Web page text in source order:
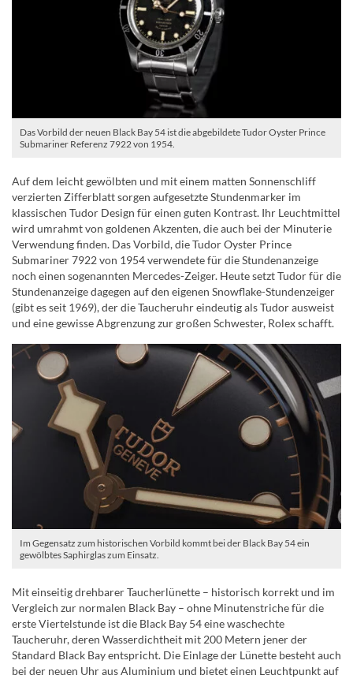
Das Vorbild der neuen Black Bay 54 ist die abgebildete Tudor Oyster Prince
Submariner Referenz 7922 von 1954.
Auf dem leicht gewölbten und mit einem matten Sonnenschliff
verzierten Zifferblatt sorgen aufgesetzte Stundenmarker im
klassischen Tudor Design für einen guten Kontrast. Ihr Leuchtmittel
wird umrahmt von goldenen Akzenten, die auch bei der Minuterie
Verwendung finden. Das Vorbild, die Tudor Oyster Prince
Submariner 7922 von 1954 verwendete für die Stundenanzeige
noch einen sogenannten Mercedes-Zeiger. Heute setzt Tudor für die
Stundenanzeige dagegen auf den eigenen Snowflake-Stundenzeiger
(gibt es seit 1969), der die Taucheruhr eindeutig als Tudor ausweist
und eine gewisse Abgrenzung zur großen Schwester, Rolex schafft.
Im Gegensatz zum historischen Vorbild kommt bei der Black Bay 54 ein
gewölbtes Saphirglas zum Einsatz.
Mit einseitig drehbarer Taucherlünette – historisch korrekt und im
Vergleich zur normalen Black Bay – ohne Minutenstriche für die
erste Viertelstunde ist die Black Bay 54 eine waschechte
Taucheruhr, deren Wasserdichtheit mit 200 Metern jener der
Standard Black Bay entspricht. Die Einlage der Lünette besteht auch
bei der neuen Uhr aus Aluminium und bietet einen Leuchtpunkt auf